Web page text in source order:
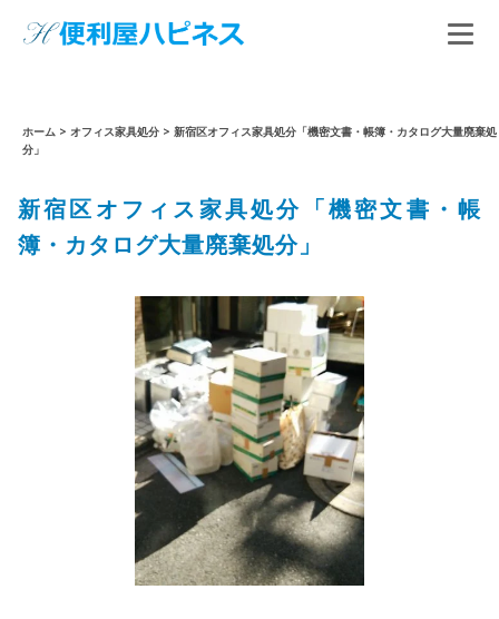
ホーム > オフィス家具処分 > 新宿区オフィス家具処分「機密文書・帳簿・カタログ大量廃棄処
分」
新宿区オフィス家具処分「機密文書・帳
簿・カタログ大量廃棄処分」